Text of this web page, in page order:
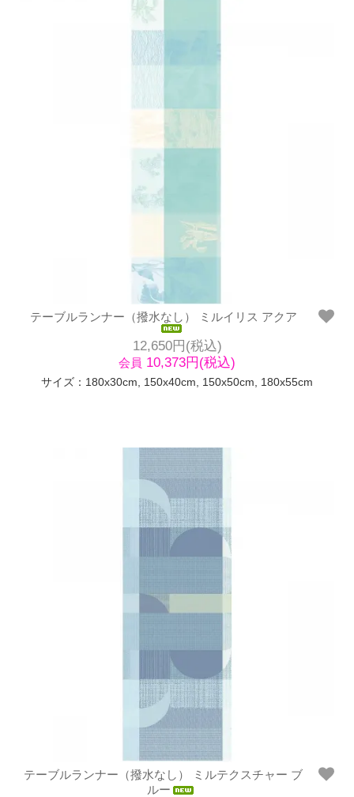
テーブルランナー（撥水なし） ミルイリス アクア
12,650円(税込)
会員 10,373円(税込)
サイズ：180x30cm, 150x40cm, 150x50cm, 180x55cm
テーブルランナー（撥水なし） ミルテクスチャー ブ
ルー